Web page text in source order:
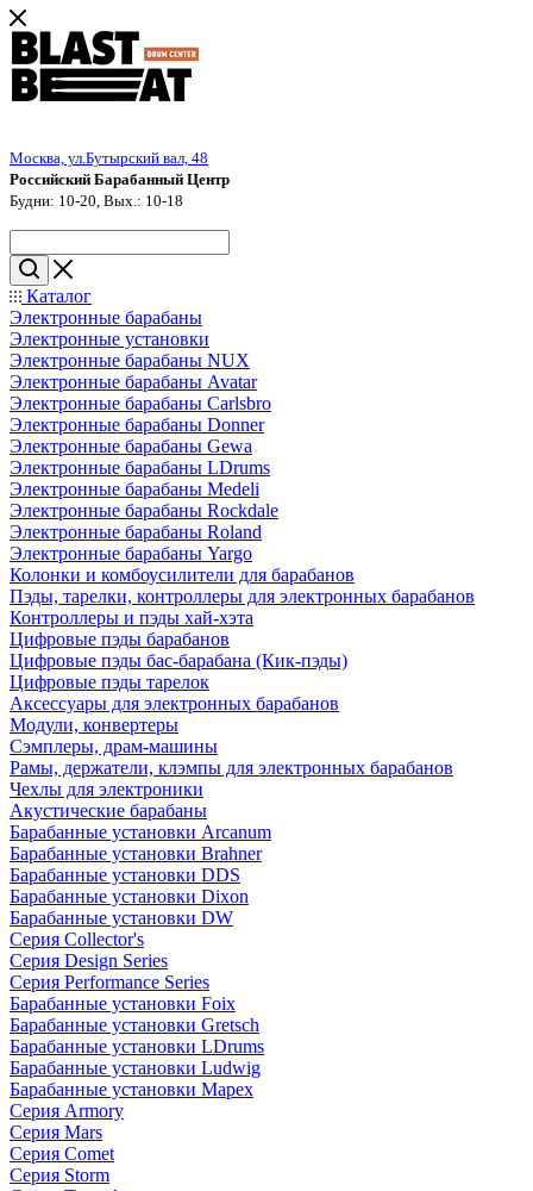
Москва, ул.Бутырский вал, 48
Российский Барабанный Центр
Будни: 10-20, Вых.: 10-18
Каталог
Электронные барабаны
Электронные установки
Электронные барабаны NUX
Электронные барабаны Avatar
Электронные барабаны Carlsbro
Электронные барабаны Donner
Электронные барабаны Gewa
Электронные барабаны LDrums
Электронные барабаны Medeli
Электронные барабаны Rockdale
Электронные барабаны Roland
Электронные барабаны Yargo
Колонки и комбоусилители для барабанов
Пэды, тарелки, контроллеры для электронных барабанов
Контроллеры и пэды хай-хэта
Цифровые пэды барабанов
Цифровые пэды бас-барабана (Кик-пэды)
Цифровые пэды тарелок
Аксессуары для электронных барабанов
Модули, конвертеры
Сэмплеры, драм-машины
Рамы, держатели, клэмпы для электронных барабанов
Чехлы для электроники
Акустические барабаны
Барабанные установки Arcanum
Барабанные установки Brahner
Барабанные установки DDS
Барабанные установки Dixon
Барабанные установки DW
Серия Collector's
Серия Design Series
Серия Performance Series
Барабанные установки Foix
Барабанные установки Gretsch
Барабанные установки LDrums
Барабанные установки Ludwig
Барабанные установки Mapex
Серия Armory
Серия Mars
Серия Comet
Серия Storm